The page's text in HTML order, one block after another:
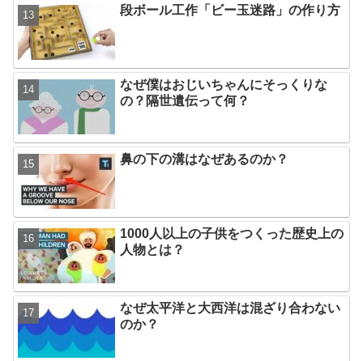
段ボール工作「ビー玉迷路」の作り方
なぜ僕はおじいちゃんにそっくりな
の？隔世遺伝って何？
鼻の下の溝はなぜあるのか？
1000人以上の子供をつくった歴史上の
人物とは？
なぜ太平洋と大西洋は混ざり合わない
のか？